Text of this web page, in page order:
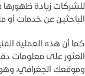
للشركات زيادة ظهورها
الباحثين عن خدمات أو
كما أن هذه العملية
العثور على معلومات
وموقعك الجغرافي، وهو